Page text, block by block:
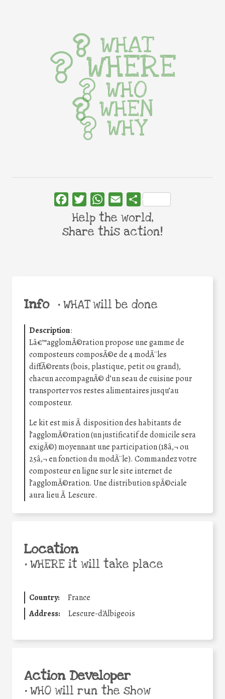
Info •WHAT will be done
Description:
Lâ€™agglomÃ©ration propose une gamme de
composteurs composÃ©e de 4 modÃ¨les
diffÃ©rents (bois, plastique, petit ou grand),
chacun accompagnÃ© d’un seau de cuisine pour
transporter vos restes alimentaires jusqu’au
composteur.
Le kit est mis Ã disposition des habitants de
l’agglomÃ©ration (un justificatif de domicile sera
exigÃ©) moyennant une participation (18â‚¬ ou
25â‚¬ en fonction du modÃ¨le). Commandez votre
composteur en ligne sur le site internet de
l’agglomÃ©ration. Une distribution spÃ©ciale
aura lieu Ã Lescure.
Location
•WHERE it will take place
Country:
France
Address:
Lescure-d'Albigeois
Action Developer
•WHO will run the show
WHAT
WHERE
WHO
WHEN
WHY
FacebookTwitterWhatsApp
Email Share
Help the world,
share this action!